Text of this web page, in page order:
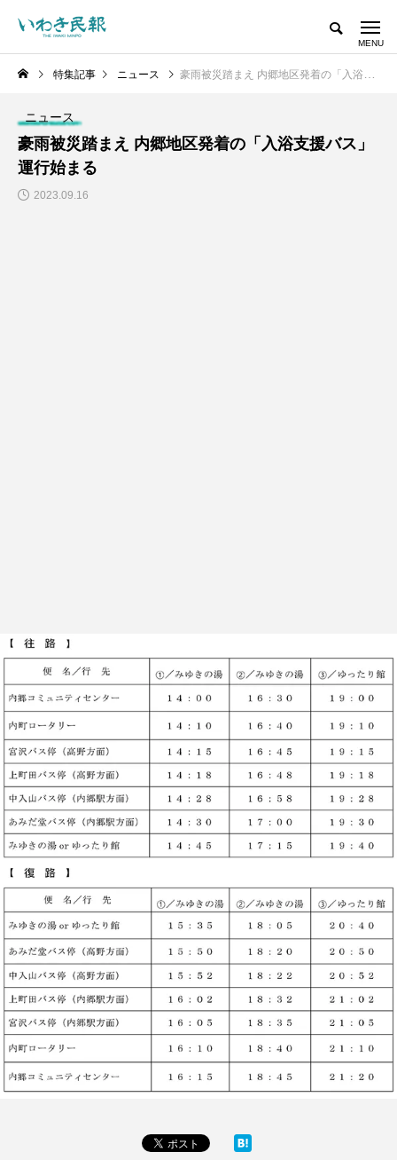
特集記事 ニュース 豪雨被災踏まえ 内郷地区発着の「入浴支援バス」運行始まる
ニュース
豪雨被災踏まえ 内郷地区発着の「入浴支援バス」
運行始まる
2023.09.16